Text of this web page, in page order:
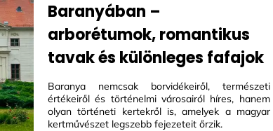
Baranyában –
arborétumok, romantikus
tavak és különleges fafajok
Baranya nemcsak borvidékeiről, természeti
értékeiről és történelmi városairól híres, hanem
olyan történeti kertekről is, amelyek a magyar
kertművészet legszebb fejezeteit őrzik.